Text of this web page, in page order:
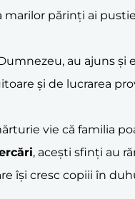
părinți ai
au ajuns și
și de lucrarea
vie că familia
, acești sfinți au
cresc copiii în